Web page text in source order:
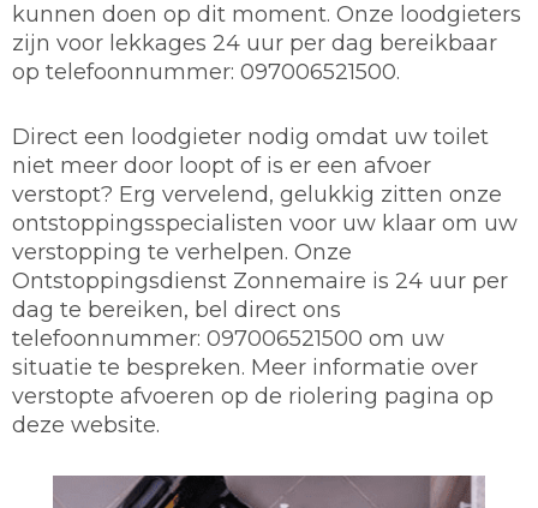
kunnen doen op dit moment. Onze loodgieters
zijn voor lekkages 24 uur per dag bereikbaar
op telefoonnummer: 097006521500.
Direct een loodgieter nodig omdat uw toilet
niet meer door loopt of is er een afvoer
verstopt? Erg vervelend, gelukkig zitten onze
ontstoppingsspecialisten voor uw klaar om uw
verstopping te verhelpen. Onze
Ontstoppingsdienst Zonnemaire is 24 uur per
dag te bereiken, bel direct ons
telefoonnummer: 097006521500 om uw
situatie te bespreken. Meer informatie over
verstopte afvoeren op de riolering pagina op
deze website.